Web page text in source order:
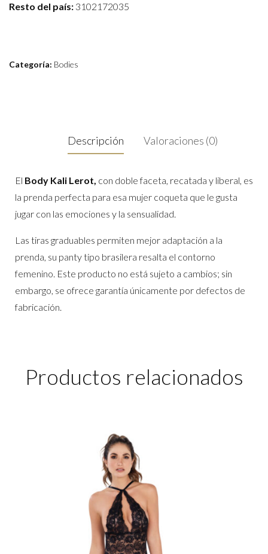
Resto del país: 3102172035
Categoría: Bodies
Descripción Valoraciones (0)
El Body Kali Lerot, con doble faceta, recatada y liberal, es
la prenda perfecta para esa mujer coqueta que le gusta
jugar con las emociones y la sensualidad.
Las tiras graduables permiten mejor adaptación a la
prenda, su panty tipo brasilera resalta el contorno
femenino. Este producto no está sujeto a cambios; sin
embargo, se ofrece garantía únicamente por defectos de
fabricación.
Productos relacionados